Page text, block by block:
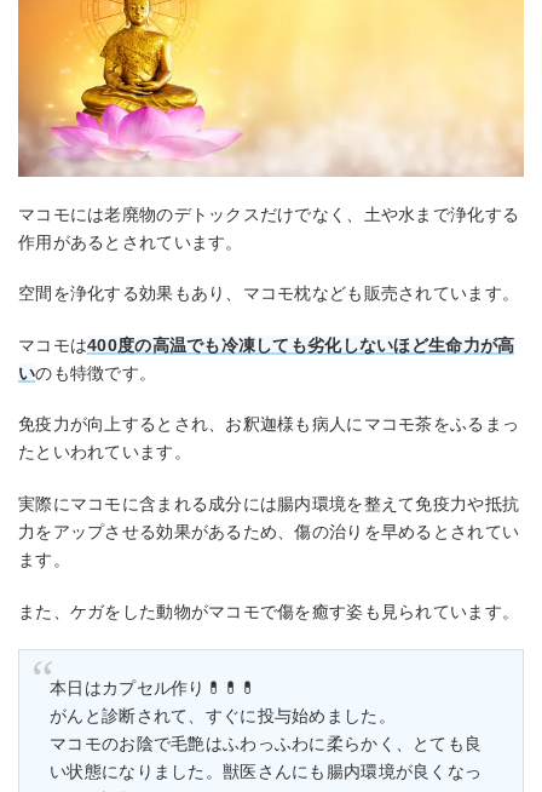
マコモには老廃物のデトックスだけでなく、土や水まで浄化する
作用があるとされています。
空間を浄化する効果もあり、マコモ枕なども販売されています。
マコモは400度の高温でも冷凍しても劣化しないほど生命力が高
いのも特徴です。
免疫力が向上するとされ、お釈迦様も病人にマコモ茶をふるまっ
たといわれています。
実際にマコモに含まれる成分には腸内環境を整えて免疫力や抵抗
力をアップさせる効果があるため、傷の治りを早めるとされてい
ます。
また、ケガをした動物がマコモで傷を癒す姿も見られています。
本日はカプセル作り💊💊💊
がんと診断されて、すぐに投与始めました。
マコモのお陰で毛艶はふわっふわに柔らかく、とても良
い状態になりました。獣医さんにも腸内環境が良くなっ